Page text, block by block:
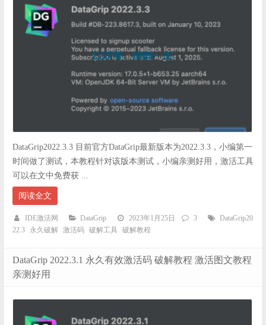
DataGrip2022.3.3 目前官方DataGrip最新版本为2022.3.3，小编第一
时间做了测试，本教程针对该版本测试，小编亲测好用，激活工具
可以在文中免费获 ...
阅读全文
IDE激活网 DataGrip 2023年1月25日 3
DataGrip20
22.3
永久破解 激活码 破解工具 破解教程
DataGrip 2022.3.1 永久有效激活码 破解教程 激活图文教程
亲测好用